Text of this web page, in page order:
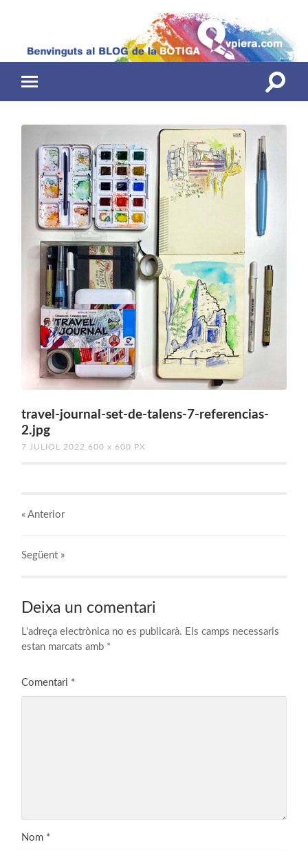
mobile
Toggle
travel-journal-set-de-talens-7-referencias-
2.jpg
7 JULIOL 2022 600x 600 PX
« Anterior
Següent »
Deixa un comentari
L'adreça electrònica no es publicarà. Els camps necessaris
estan marcats amb *
Comentari *
Nom *